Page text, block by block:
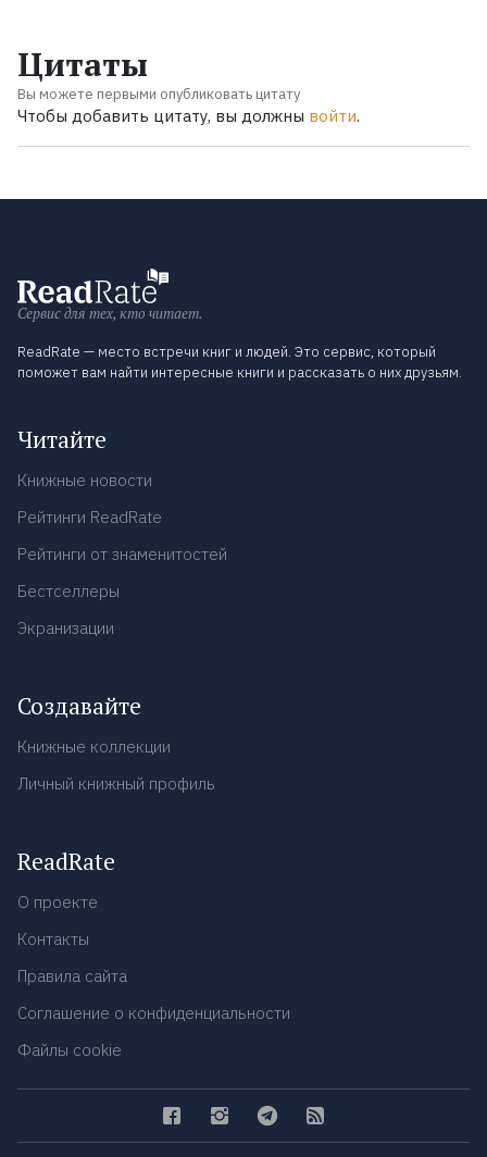
Цитаты
Вы можете первыми опубликовать цитату
Чтобы добавить цитату, вы должны войти.
Сервис для тех, кто читает.
ReadRate — место встречи книг и людей. Это сервис, который
поможет вам найти интересные книги и рассказать о них друзьям.
Читайте
Книжные новости
Рейтинги ReadRate
Рейтинги от знаменитостей
Бестселлеры
Экранизации
Создавайте
Книжные коллекции
Личный книжный профиль
ReadRate
О проекте
Контакты
Правила сайта
Соглашение о конфиденциальности
Файлы cookie